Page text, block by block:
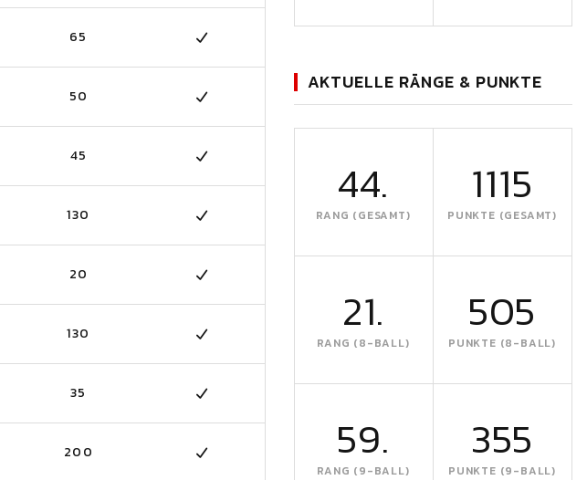
65
50
45
130
20
130
35
200
AKTUELLE RÄNGE & PUNKTE
44.
RANG (GESAMT)
1115
PUNKTE (GESAMT)
21.
RANG (8-BALL)
505
PUNKTE (8-BALL)
59.
RANG (9-BALL)
355
PUNKTE (9-BALL)